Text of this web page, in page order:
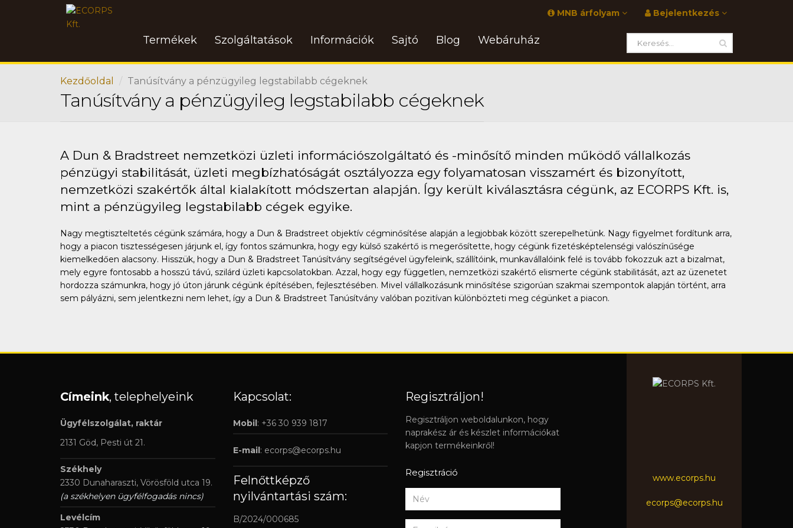
Bejelentkezés
MNB árfolyam
Termékek Szolgáltatások Információk Sajtó Blog Webáruház
Kezdőoldal Tanúsítvány a pénzügyileg legstabilabb cégeknek
Tanúsítvány a pénzügyileg legstabilabb cégeknek
A Dun & Bradstreet nemzetközi üzleti információszolgáltató és -minősítő minden működő vállalkozás
pénzügyi stabilitását, üzleti megbízhatóságát osztályozza egy folyamatosan visszamért és bizonyított,
nemzetközi szakértők által kialakított módszertan alapján. Így került kiválasztásra cégünk, az ECORPS Kft. is,
mint a pénzügyileg legstabilabb cégek egyike.
Nagy megtiszteltetés cégünk számára, hogy a Dun & Bradstreet objektív cégminősítése alapján a legjobbak között szerepelhetünk. Nagy figyelmet fordítunk arra,
hogy a piacon tisztességesen járjunk el, így fontos számunkra, hogy egy külső szakértő is megerősítette, hogy cégünk fizetésképtelenségi valószínűsége
kiemelkedően alacsony. Hisszük, hogy a Dun & Bradstreet Tanúsítvány segítségével ügyfeleink, szállítóink, munkavállalóink felé is tovább fokozzuk azt a bizalmat,
mely egyre fontosabb a hosszú távú, szilárd üzleti kapcsolatokban. Azzal, hogy egy független, nemzetközi szakértő elismerte cégünk stabilitását, azt az üzenetet
hordozza számunkra, hogy jó úton járunk cégünk építésében, fejlesztésében. Mivel vállalkozásunk minősítése szigorúan szakmai szempontok alapján történt, arra
sem pályázni, sem jelentkezni nem lehet, így a Dun & Bradstreet Tanúsítvány valóban pozitívan különbözteti meg cégünket a piacon.
Címeink, telephelyeink
Ügyfélszolgálat, raktár
2131 Göd, Pesti út 21.
Székhely
2330 Dunaharaszti, Vörösföld utca 19.
(a székhelyen ügyfélfogadás nincs)
Levélcím
Kapcsolat:
Mobil: +36 30 939 1817
E-mail: ecorps@ecorps.hu
Felnőttképző
nyilvántartási szám:
B/2024/000685
Regisztráljon!
Regisztráljon weboldalunkon, hogy
naprakész ár és készlet információkat
kapjon termékeinkről!
Regisztráció www.ecorps.hu
ecorps@ecorps.hu